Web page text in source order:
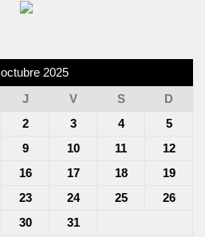
octubre 2025
J V S
D
2 3 4
5
9 10 11
12
16 17 18
19
23 24 25
26
30
31